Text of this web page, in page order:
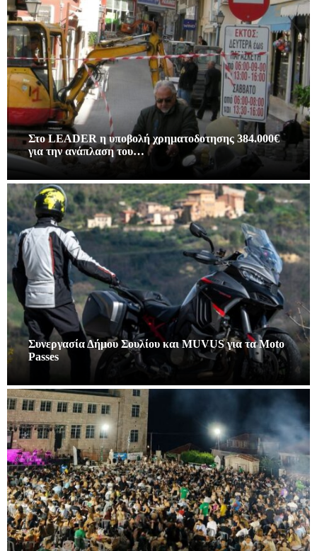
Στο LEADER η υποβολή χρηματοδοτησης 384.000€
για την ανάπλαση του…
Συνεργασία Δήμου Σουλίου και MUVUS για τα Moto
Passes